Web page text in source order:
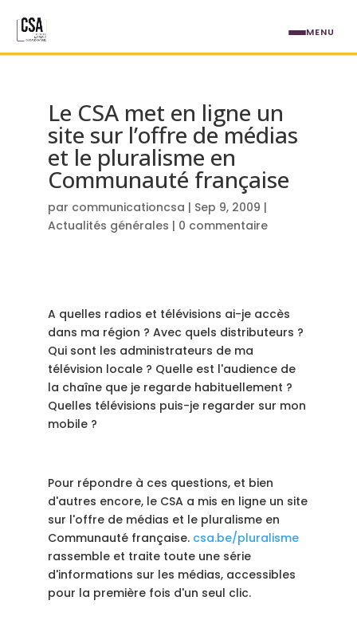
Le CSA met en ligne un
site sur l’offre de médias
et le pluralisme en
Communauté française
par communicationcsa | Sep 9, 2009 |
Actualités générales | 0 commentaire
A quelles radios et télévisions ai-je accès
dans ma région ? Avec quels distributeurs ?
Qui sont les administrateurs de ma
télévision locale ? Quelle est l'audience de
la chaîne que je regarde habituellement ?
Quelles télévisions puis-je regarder sur mon
mobile ?
Pour répondre à ces questions, et bien
d'autres encore, le CSA a mis en ligne un site
sur l'offre de médias et le pluralisme en
Communauté française. csa.be/pluralisme
rassemble et traite toute une série
d'informations sur les médias, accessibles
pour la première fois d'un seul clic.
MENU